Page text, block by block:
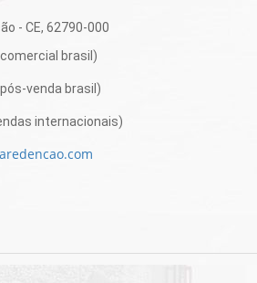
- CE, 62790-000
brasil)
venda brasil)
internacionais)